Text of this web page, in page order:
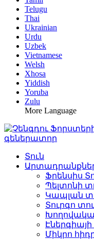
Telugu
Thai
Ukrainian
Urdu
Uzbek
Vietnamese
Welsh
Xhosa
Yiddish
Yoruba
Zulu
More Language
Տուն
Ֆրենսիս
Պելտոնի
Կապլան
Տուրգո
Միկրո